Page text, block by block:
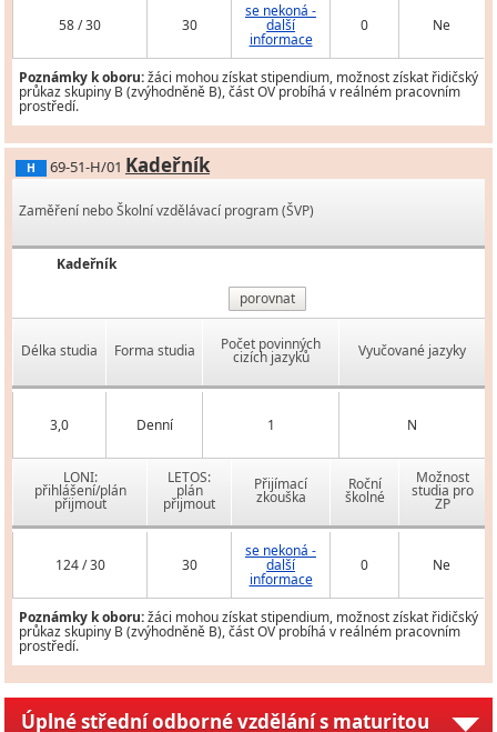
58 / 30 30
se nekoná -
další
informace
0 Ne
Poznámky k oboru:žáci mohou získat stipendium, možnost získat řidičský
průkaz skupiny B (zvýhodněně B), část OV probíhá v reálném pracovním
prostředí.
H 69-51-H/01 Kadeřník
Zaměření nebo Školní vzdělávací program (ŠVP)
Kadeřník
porovnat
Délka studia Forma studia Počet povinných
cizích jazyků Vyučované jazyky
3,0 Denní 1 N
LONI:
přihlášení/plán
přijmout
LETOS:
plán
přijmout
Přijímací
zkouška
Roční
školné
Možnost
studia pro
ZP
124 / 30 30
se nekoná -
další
informace
0 Ne
Poznámky k oboru:žáci mohou získat stipendium, možnost získat řidičský
průkaz skupiny B (zvýhodněně B), část OV probíhá v reálném pracovním
prostředí.
Úplné střední odborné vzdělání s maturitou